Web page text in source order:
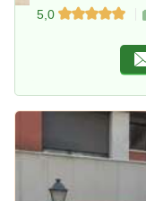
5,0